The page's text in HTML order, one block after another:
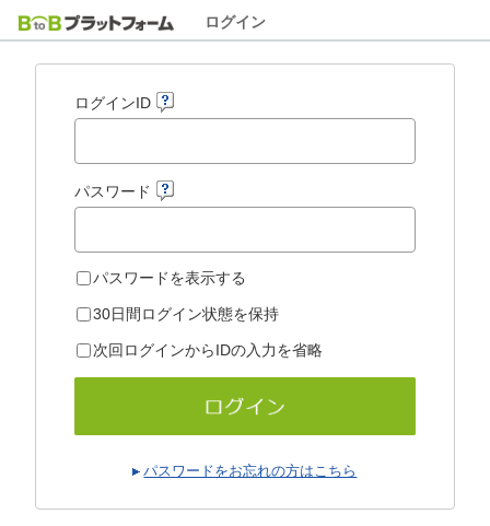
ログイン
ログインID
パスワード
パスワードを表示する
30日間ログイン状態を保持
次回ログインからIDの入力を省略
パスワードをお忘れの方はこちら